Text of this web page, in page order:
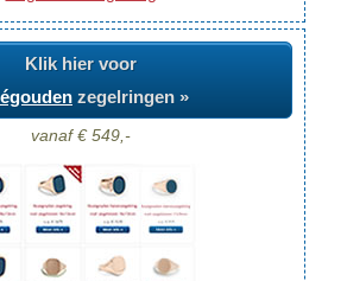
Klik hier voor
zegelringen »
vanaf € 549,-